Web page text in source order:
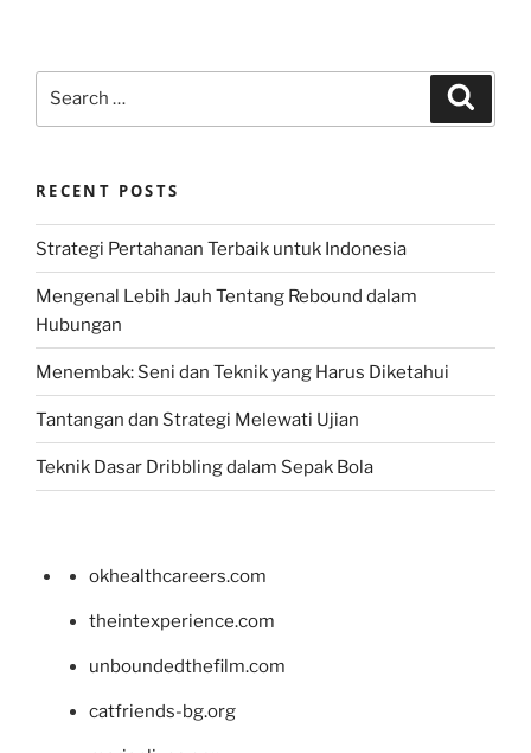
RECENT POSTS
Strategi Pertahanan Terbaik untuk Indonesia
Mengenal Lebih Jauh Tentang Rebound dalam
Hubungan
Menembak: Seni dan Teknik yang Harus Diketahui
Tantangan dan Strategi Melewati Ujian
Teknik Dasar Dribbling dalam Sepak Bola
okhealthcareers.com
theintexperience.com
unboundedthefilm.com
catfriends-bg.org